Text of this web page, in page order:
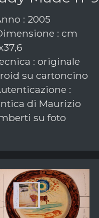
: 2005
: cm
: originale
su cartoncino
:
di Maurizio
su foto